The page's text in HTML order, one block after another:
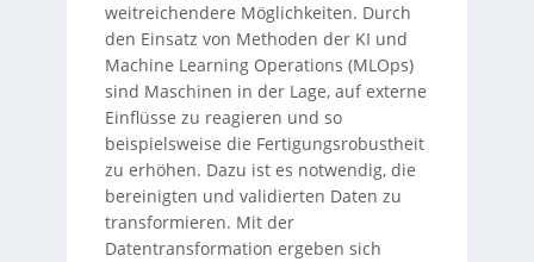
weitreichendere Möglichkeiten. Durch
den Einsatz von Methoden der KI und
Machine Learning Operations (MLOps)
sind Maschinen in der Lage, auf externe
Einflüsse zu reagieren und so
beispielsweise die Fertigungsrobustheit
zu erhöhen. Dazu ist es notwendig, die
bereinigten und validierten Daten zu
transformieren. Mit der
Datentransformation ergeben sich